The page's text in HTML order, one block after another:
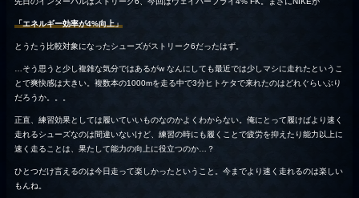
「エネルギー効率が4%向上」
とうたう比較対象になったシューズがストリーク6だったはず。
…そう思うと少し複雑な気分ではあるがw なんにしても最近では少しマシに走れたというこ
とで爽快感は大きい。複数本の1000mを走る中で3分ヒトケタで来れたのはどれぐらいぶり
だろうか。。。
正直、練習効果としては履いていいものなのかよくわからない。俺にとって履けばより速く
走れるシューズなのは間違いないけど、練習の時にも履くことで疲労を抑えたり能力以上に
速く走ることは、果たして能力の向上に役立つのか…？
ひとつだけ言えるのは今日走って楽しかったということ。今までより速く走れるのは楽しい
もんね。